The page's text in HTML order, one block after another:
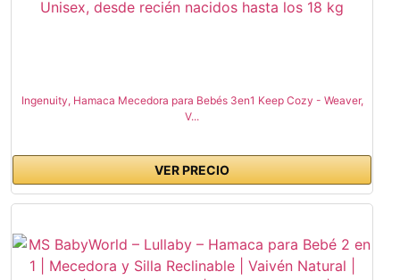
Ingenuity, Hamaca Mecedora para Bebés 3en1 Keep Cozy - Weaver,
V...
VER PRECIO